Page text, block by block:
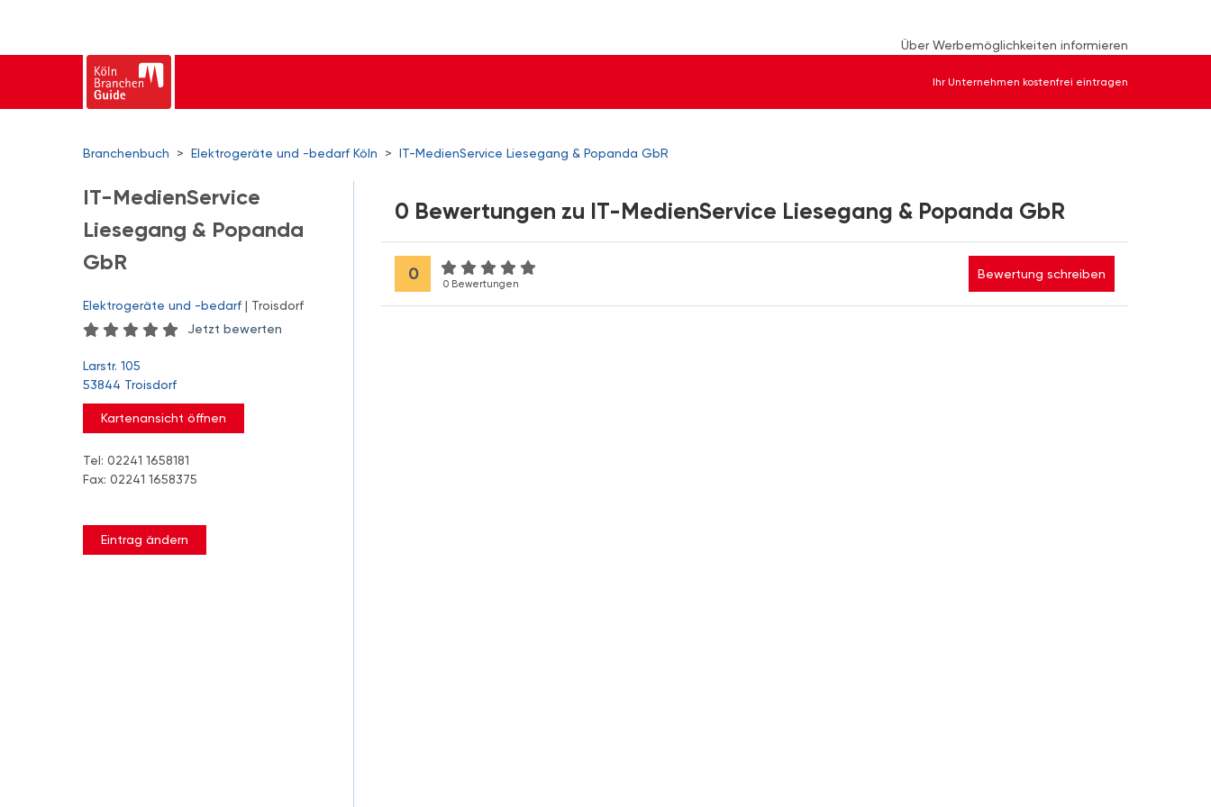
Über Werbemöglichkeiten informieren
Ihr Unternehmen kostenfrei eintragen
Branchenbuch > Elektrogeräte und -bedarf Köln > IT-MedienService Liesegang & Popanda GbR
IT-MedienService
Liesegang & Popanda
GbR
Elektrogeräte und -bedarf | Troisdorf
Jetzt bewerten
Larstr. 105
53844 Troisdorf
Kartenansicht öffnen
Tel: 02241 1658181
Fax: 02241 1658375
Eintrag ändern
0 Bewertungen zu IT-MedienService Liesegang & Popanda GbR
0
0 Bewertungen
Bewertung schreiben